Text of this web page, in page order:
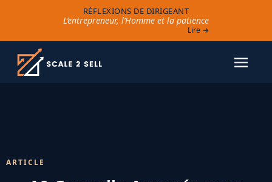
RÉFLEXIONS DE DIRIGEANT
L’entrepreneur, l’Homme et la patience
Lire →
ARTICLE